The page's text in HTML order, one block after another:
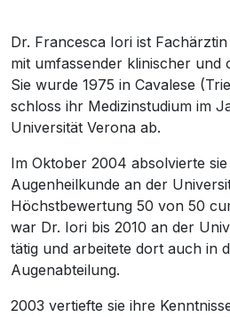
Dr. Francesca Iori ist
mit umfassender klinischer und
Sie wurde 1975 in Cavalese
schloss ihr Medizinstudium im
Universität Verona ab.
Im Oktober 2004 absolvierte
Augenheilkunde an der
Höchstbewertung 50 von 50
war Dr. Iori bis 2010 an der
tätig und arbeitete dort auch in
Augenabteilung.
2003 vertiefte sie ihre